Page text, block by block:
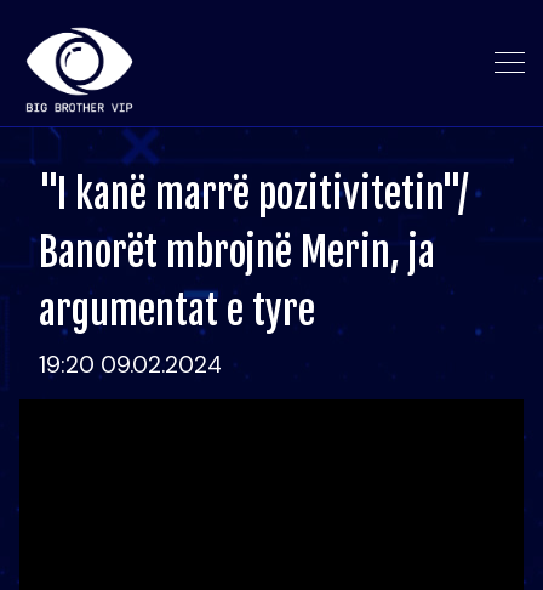
"I kanë marrë pozitivitetin"/
Banorët mbrojnë Merin, ja
argumentat e tyre
19:20 09.02.2024